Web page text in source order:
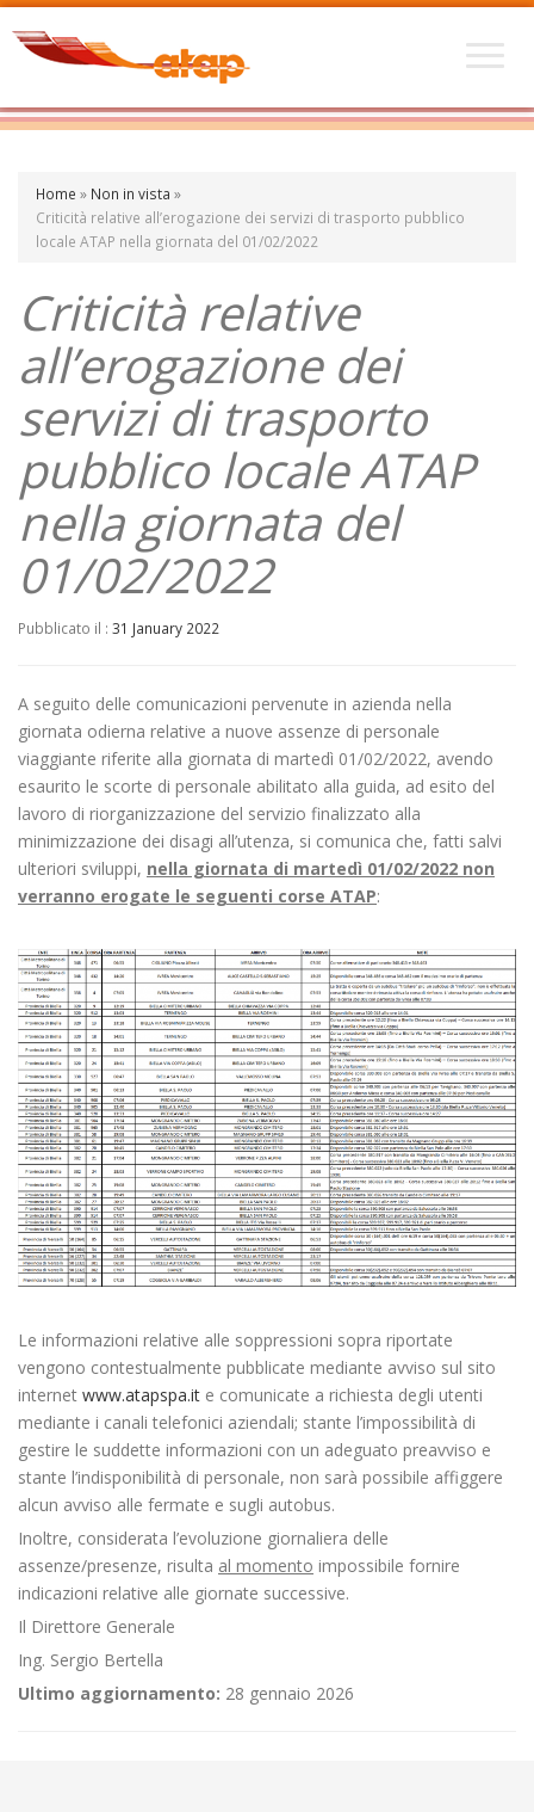
Home » Non in vista »
Criticità relative all’erogazione dei servizi di trasporto pubblico
locale ATAP nella giornata del 01/02/2022
Criticità relative
all’erogazione dei
servizi di trasporto
pubblico locale ATAP
nella giornata del
01/02/2022
Pubblicato il : 31 January 2022
A seguito delle comunicazioni pervenute in azienda nella
giornata odierna relative a nuove assenze di personale
viaggiante riferite alla giornata di martedì 01/02/2022, avendo
esaurito le scorte di personale abilitato alla guida, ad esito del
lavoro di riorganizzazione del servizio finalizzato alla
minimizzazione dei disagi all’utenza, si comunica che, fatti salvi
ulteriori sviluppi, nella giornata di martedì 01/02/2022 non
verranno erogate le seguenti corse ATAP:
Le informazioni relative alle soppressioni sopra riportate
vengono contestualmente pubblicate mediante avviso sul sito
internet www.atapspa.it e comunicate a richiesta degli utenti
mediante i canali telefonici aziendali; stante l’impossibilità di
gestire le suddette informazioni con un adeguato preavviso e
stante l’indisponibilità di personale, non sarà possibile affiggere
alcun avviso alle fermate e sugli autobus.
Inoltre, considerata l’evoluzione giornaliera delle
assenze/presenze, risulta al momento impossibile fornire
indicazioni relative alle giornate successive.
Il Direttore Generale
Ing. Sergio Bertella
Ultimo aggiornamento: 28 gennaio 2026